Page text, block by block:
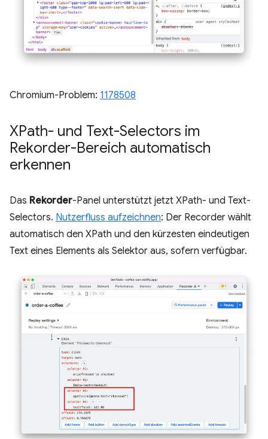
Chromium-Problem: 1178508
XPath- und Text-Selectors im
Rekorder-Bereich automatisch
erkennen
Das Rekorder-Panel unterstützt jetzt XPath- und Text-
Selectors. Nutzerfluss aufzeichnen: Der Recorder wählt
automatisch den XPath und den kürzesten eindeutigen
Text eines Elements als Selektor aus, sofern verfügbar.